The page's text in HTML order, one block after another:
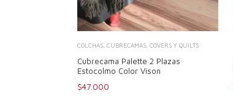
COLCHAS, CUBRECAMAS, COVERS Y QUILTS
Cubrecama Palette 2 Plazas
Estocolmo Color Vison
$47.000